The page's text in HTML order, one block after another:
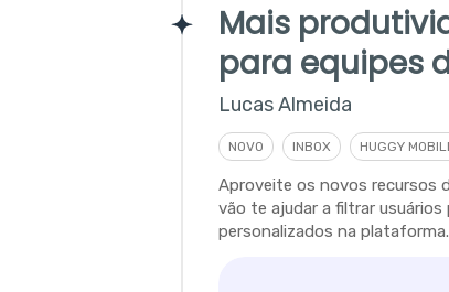
Mais
para equipes
Lucas Almeida
NOVO INBOX HUGGY
Aproveite os novos recursos
vão te ajudar a filtrar
personalizados na plataforma.